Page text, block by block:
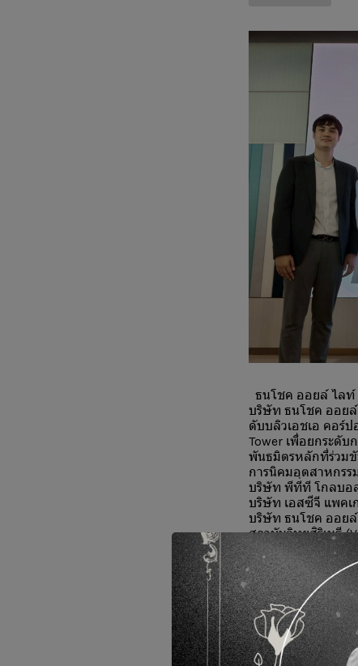
ธนโชค ออยล์ ไลท์
บริษัท ธนโชค ออยล์
ดับบลิวเอชเอ คอร์
Tower เพื่อยกระดับ
พันธมิตรหลักที่ร่วมขั
การนิคมอุตสาหกรร
บริษัท พีทีที โกลบอ
บริษัท เอสซีจี แพคเ
บริษัท ธนโชค ออย
สถาบันวิทยสิริเมธี
บริษัท โทเทิล เอนไ
โครงการ
จัดการวัสดุและของ
อาหาร และขยะอิเล็
ตลอด 4 ปีที่ผ่านมา โ
tCO₂e พร้อมมีผู้ประ
ธนโชค ออยล์ ไลท์
หมุนเวียน ลดผลกร